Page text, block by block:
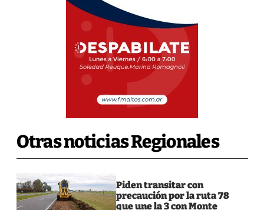
Otras noticias Regionales
Piden transitar con
precaución por la ruta 78
que une la 3 con Monte